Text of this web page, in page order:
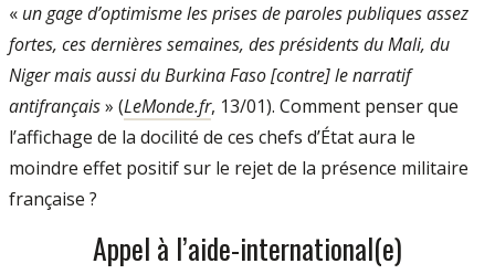
« un gage d’optimisme les prises de paroles publiques assez
fortes, ces dernières semaines, des présidents du Mali, du
Niger mais aussi du Burkina Faso [contre] le narratif
antifrançais» (LeMonde.fr, 13/01). Comment penser que
l’affichage de la docilité de ces chefs d’État aura le
moindre effet positif sur le rejet de la présence militaire
française ?
Appel à l’aide-international(e)